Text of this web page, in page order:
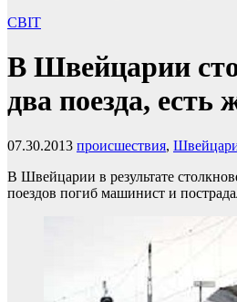
СВІТ
В Швейцарии
два поезда, есть
07.30.2013 происшествия,
В Швейцарии в результате
поездов погиб машинист и